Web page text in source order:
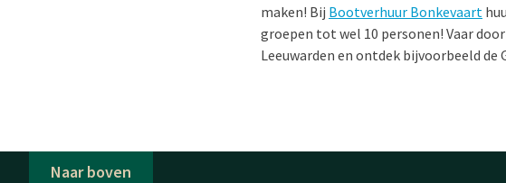
maken! Bij Bootverhuur Bonkevaart
groepen tot wel 10 personen! Vaar
Leeuwarden en ontdek bijvoorbeeld de
Naar boven